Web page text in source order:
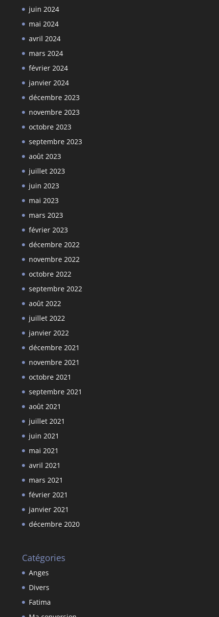
juin 2024
mai 2024
avril 2024
mars 2024
février 2024
janvier 2024
décembre 2023
novembre 2023
octobre 2023
septembre 2023
août 2023
juillet 2023
juin 2023
mai 2023
mars 2023
février 2023
décembre 2022
novembre 2022
octobre 2022
septembre 2022
août 2022
juillet 2022
janvier 2022
décembre 2021
novembre 2021
octobre 2021
septembre 2021
août 2021
juillet 2021
juin 2021
mai 2021
avril 2021
mars 2021
février 2021
janvier 2021
décembre 2020
Catégories
Anges
Divers
Fatima